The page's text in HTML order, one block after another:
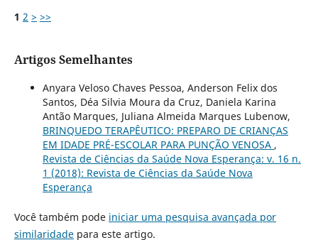
1 2 > >>
Artigos Semelhantes
Anyara Veloso Chaves Pessoa, Anderson Felix dos
Santos, Déa Silvia Moura da Cruz, Daniela Karina
Antão Marques, Juliana Almeida Marques Lubenow,
BRINQUEDO TERAPÊUTICO: PREPARO DE CRIANÇAS
EM IDADE PRÉ-ESCOLAR PARA PUNÇÃO VENOSA ,
Revista de Ciências da Saúde Nova Esperança: v. 16 n.
1 (2018): Revista de Ciências da Saúde Nova
Esperança
Você também pode iniciar uma pesquisa avançada por
similaridadepara este artigo.